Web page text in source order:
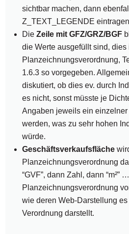
sichtbar machen, dann
Z_TEXT_LEGENDE
DieZeile mit GFZ/GRZ/BGF
die Werte ausgefüllt sind, dies
Planzeichnungsverordnung,
1.6.3 so vorgegeben.
diskutiert, ob dies ev. durch
es nicht, sonst müsste je
Angaben jeweils ein
werden, was zu sehr hohen
würde.
Geschäftsverkaufsfläche
Planzeichnungsverordnung
“GVF”, dann Zahl, dann “m²”
Planzeichnungsverordnung
wie deren Web-Darstellung
Verordnung darstellt.